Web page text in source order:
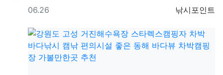
등록자
낚시포인트
등록일
06.26